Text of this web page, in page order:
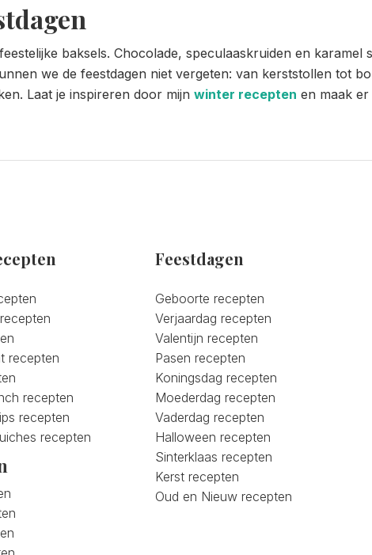
baksels. Chocolade, speculaaskruiden en karamel
we de feestdagen niet vergeten: van kerststollen tot
Laat je inspireren door mijn winter recepten en maak
recepten
recepten
recepten
recepten
Feestdagen
Geboorte recepten
Verjaardag recepten
Valentijn recepten
Pasen recepten
Koningsdag recepten
Moederdag recepten
Vaderdag recepten
Halloween recepten
Sinterklaas recepten
Kerst recepten
Oud en Nieuw recepten